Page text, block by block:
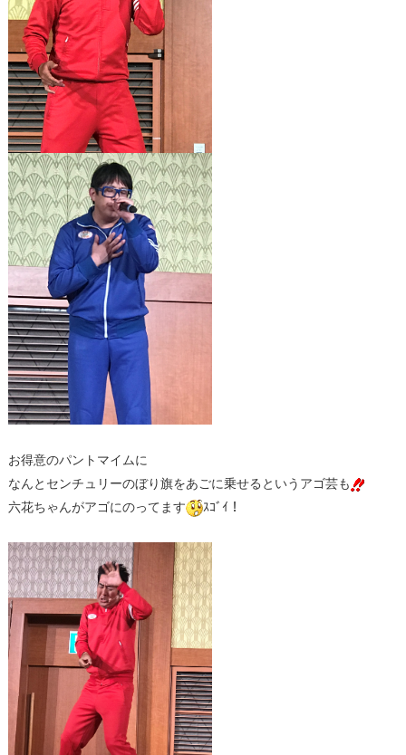
お得意のパントマイムに
なんと センチュリーのぼり旗をあごに乗せるというアゴ芸も
六花ちゃんがアゴにのってます
ｽｺﾞｲ！